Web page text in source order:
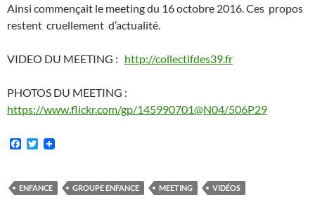
Ainsi commençait le meeting du 16 octobre 2016. Ces propos
restent cruellement d’actualité.
VIDEO DU MEETING : http://collectifdes39.fr
PHOTOS DU MEETING :
https://www.flickr.com/gp/145990701@N04/506P29
F
b
o
T
t
e
ENFANCE GROUPE ENFANCE MEETING VIDÉOS